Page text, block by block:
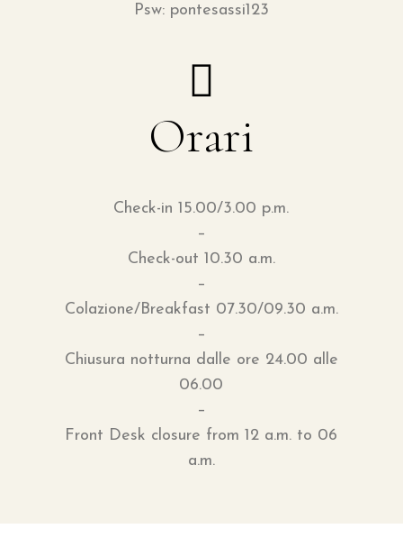
Psw: pontesassi123
Orari
Check-in 15.00/3.00 p.m.
–
Check-out 10.30 a.m.
–
Colazione/Breakfast 07.30/09.30 a.m.
–
Chiusura notturna dalle ore 24.00 alle
06.00
–
Front Desk closure from 12 a.m. to 06
a.m.